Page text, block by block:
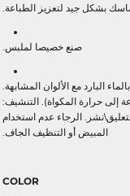
بشكل جيد لتعزيز الطباعة.
صنع خصيصا لملبس.
البارد مع الألوان المشابهة.
إلى حرارة المكواة). التنشيف:
الرجاء عدم استخدام
المبيض أو التنظيف الجاف.
COLOR